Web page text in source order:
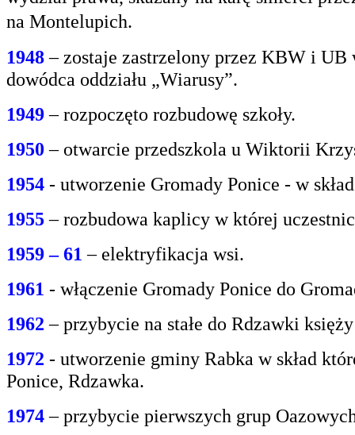
na Montelupich.
1948– zostaje zastrzelony przez KBW i
dowódca oddziału „Wiarusy”.
1949 – rozpoczęto rozbudowę szkoły.
1950 – otwarcie przedszkola u Wiktorii
1954 - utworzenie Gromady Ponice - w
1955 – rozbudowa kaplicy w której
1959 – 61 – elektryfikacja wsi.
1961 - włączenie Gromady Ponice do
1962 – przybycie na stałe do Rdzawki
1972 - utworzenie gminy Rabka w skład
Ponice, Rdzawka.
1974 – przybycie pierwszych grup